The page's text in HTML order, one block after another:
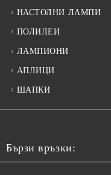
НАСТОЛНИ ЛАМПИ
ПОЛИЛЕИ
ЛАМПИОНИ
АПЛИЦИ
ШАПКИ
Бързи връзки: